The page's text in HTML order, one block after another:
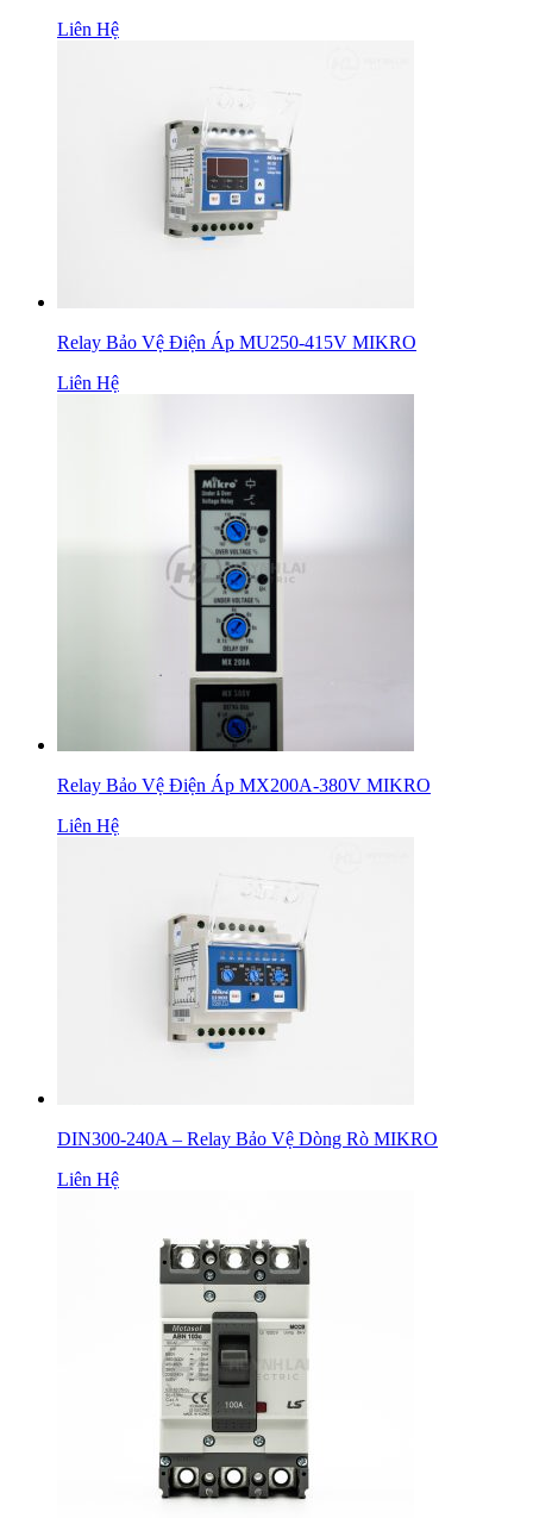
Liên Hệ
Relay Bảo Vệ Điện Áp MU250-415V MIKRO
Liên Hệ
Relay Bảo Vệ Điện Áp MX200A-380V MIKRO
Liên Hệ
DIN300-240A – Relay Bảo Vệ Dòng Rò MIKRO
Liên Hệ